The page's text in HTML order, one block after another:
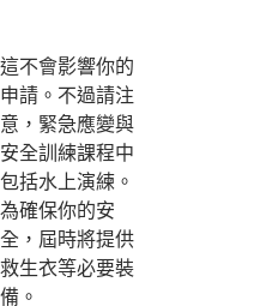
這不會影響你的
申請。不過請注
意，緊急應變與
安全訓練課程中
包括水上演練。
為確保你的安
全，屆時將提供
救生衣等必要裝
備。